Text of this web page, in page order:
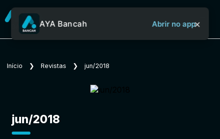
Sobre o Aya Bancah
AYA Bancah Abrir no app×
Início ❯ Revistas ❯ jun/2018
jun/2018